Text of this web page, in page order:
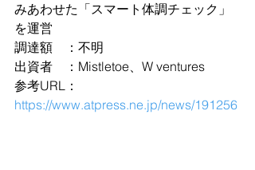
みあわせた「スマート体調チェック」
を運営
調達額　：不明
出資者　：Mistletoe、W ventures
参考URL：
https://www.atpress.ne.jp/news/191256